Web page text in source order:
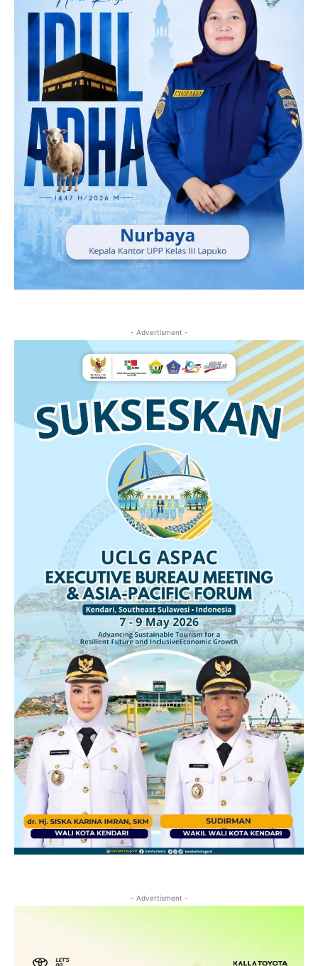
- Advertisment -
- Advertisment -